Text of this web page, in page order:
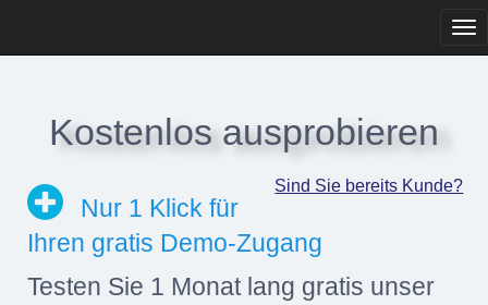
Kostenlos ausprobieren
Sind Sie bereits Kunde?
Nur 1 Klick für
Ihren gratis Demo-Zugang
Testen Sie 1 Monat lang gratis unser